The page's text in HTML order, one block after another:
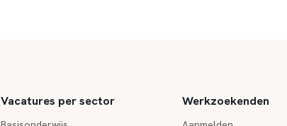
Vacatures per sector Werkzoekenden